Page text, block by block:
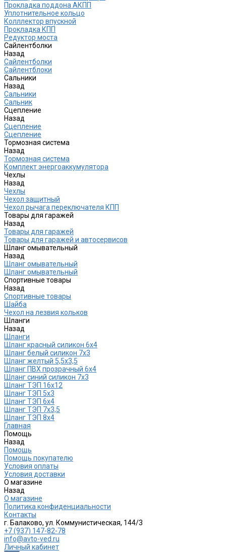
Прокладка поддона АКПП
Уплотнительное кольцо
Колллектор впускной
Прокладка КПП
Редуктор моста
Сайлентболки
Назад
Сайлентболки
Сайлентблоки
Сальники
Назад
Сальники
Сальник
Сцепление
Назад
Сцепление
Сцепление
Тормозная система
Назад
Тормозная система
Комплект энергоаккумулятора
Чехлы
Назад
Чехлы
Чехол защитный
Чехол рычага переключателя КПП
Товары для гаражей
Назад
Товары для гаражей
Товары для гаражей и автосервисов
Шланг омывательный
Назад
Шланг омывательный
Шланг омывательный
Спортивные товары
Назад
Спортивные товары
Шайба
Чехол на лезвия кольков
Шланги
Назад
Шланги
Шланг красный силикон 6х4
Шланг белый силикон 7х3
Шланг желтый 5,5х3,5
Шланг ПВХ прозрачный 6х4
Шланг синий силикон 7х3
Шланг ТЭП 16х12
Шланг ТЭП 5х3
Шланг ТЭП 6х4
Шланг ТЭП 7х3,5
Шланг ТЭП 8х4
Главная
Помощь
Назад
Помощь
Помощь покупателю
Условия оплаты
Условия доставки
О магазине
Назад
О магазине
Политика конфиденциальности
Контакты
г. Балаково, ул. Коммунистическая, 144/3
+7 (937) 147-82-78
info@avto-ved.ru
Личный кабинет